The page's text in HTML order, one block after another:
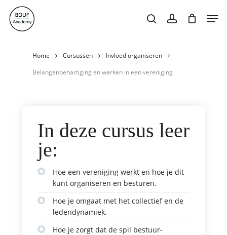
Skip
searchaccount
Close
Home Cursussen
Invloed organiseren
Belangenbehartiging en werken in een vereniging
In deze cursus leer
je:
Hoe een vereniging werkt en hoe je dit
kunt organiseren en besturen.
Hoe je omgaat met het collectief en de
ledendynamiek.
Hoe je zorgt dat de spil bestuur-